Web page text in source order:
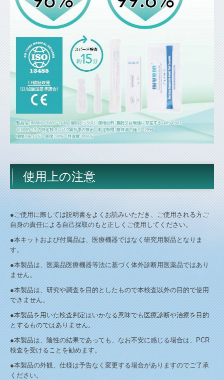
使用上の注意
●ご使用に際しては説明書をよくお読みいただき、ご使用される方ご
自身の責任による自己採取のもと正しくご使用してください。
●本キットおよび付属品は、医療機器ではなく研究用製品となりま
す。
●本製品は、医薬品医療機器等法に基づく体外診断用医薬品ではあり
ません。
●本製品は、研究や調査を目的としたもので本検査以外の目的で使用
できません。
●本製品を用いた検査判定はいかなる意味でも医療診断や治療を目的
とするものではありません。
●本製品は、陰性の結果であっても、なお不安に感じる場合は、PCR
検査を受けることを勧めます。
●本製品の外観、仕様は予告なく変更する場合がありますのでご了承
ください。